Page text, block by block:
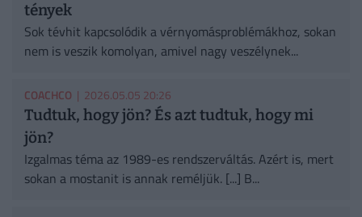
tények
Sok tévhit kapcsolódik a vérnyomásproblémákhoz, sokan
nem is veszik komolyan, amivel nagy veszélynek...
COACHCO | 2026.05.05 20:26
Tudtuk, hogy jön? És azt tudtuk, hogy mi
jön?
Izgalmas téma az 1989-es rendszerváltás. Azért is, mert
sokan a mostanit is annak reméljük. [...] B...